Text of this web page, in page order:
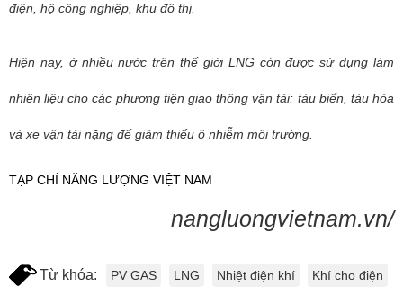
điện, hộ công nghiệp, khu đô thị.
Hiện nay, ở nhiều nước trên thế giới LNG còn được sử dụng làm
nhiên liệu cho các phương tiện giao thông vận tải: tàu biển, tàu hỏa
và xe vận tải nặng để giảm thiểu ô nhiễm môi trường.
TẠP CHÍ NĂNG LƯỢNG VIỆT NAM
nangluongvietnam.vn/
Từ khóa: PV GAS LNG Nhiệt điện khí Khí cho điện